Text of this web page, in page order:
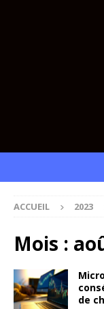
ACCUEIL 2023
Mois :
de